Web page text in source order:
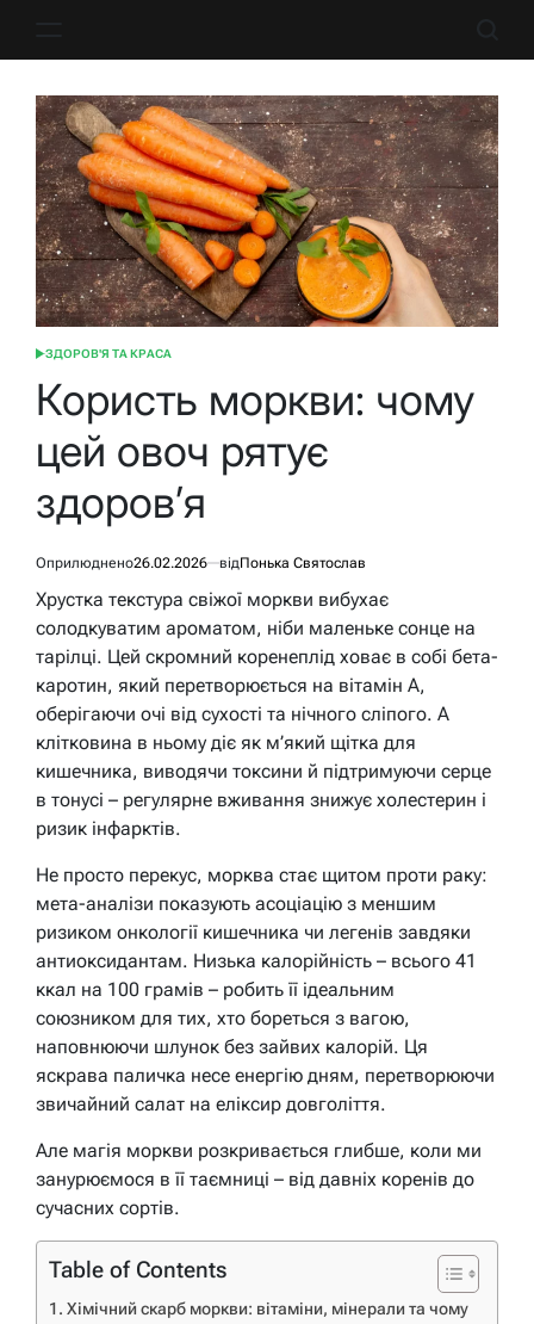
ОПУБЛІКУВАТИ
ЗДОРОВ'Я ТА КРАСА
Користь моркви: чому
цей овоч рятує
здоров’я
Оприлюднено26.02.2026 відПонька Святослав
Хрустка текстура свіжої моркви вибухає
солодкуватим ароматом, ніби маленьке сонце на
тарілці. Цей скромний коренеплід ховає в собі бета-
каротин, який перетворюється на вітамін А,
оберігаючи очі від сухості та нічного сліпого. А
клітковина в ньому діє як м’який щітка для
кишечника, виводячи токсини й підтримуючи серце
в тонусі – регулярне вживання знижує холестерин і
ризик інфарктів.
Не просто перекус, морква стає щитом проти раку:
мета-аналізи показують асоціацію з меншим
ризиком онкології кишечника чи легенів завдяки
антиоксидантам. Низька калорійність – всього 41
ккал на 100 грамів – робить її ідеальним
союзником для тих, хто бореться з вагою,
наповнюючи шлунок без зайвих калорій. Ця
яскрава паличка несе енергію дням, перетворюючи
звичайний салат на еліксир довголіття.
Але магія моркви розкривається глибше, коли ми
занурюємося в її таємниці – від давніх коренів до
сучасних сортів.
Table of Contents
Хімічний скарб моркви: вітаміни, мінерали та чому